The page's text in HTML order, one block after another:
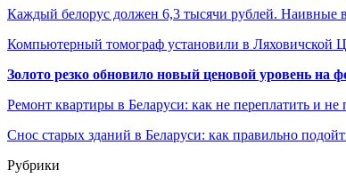
Каждый белорус должен 6,3 тысячи рублей. Наивные
Компьютерный томограф установили в Ляховичской
Золото резко обновило новый ценовой уровень на
Ремонт квартиры в Беларуси: как не переплатить и
Снос старых зданий в Беларуси: как правильно
Рубрики